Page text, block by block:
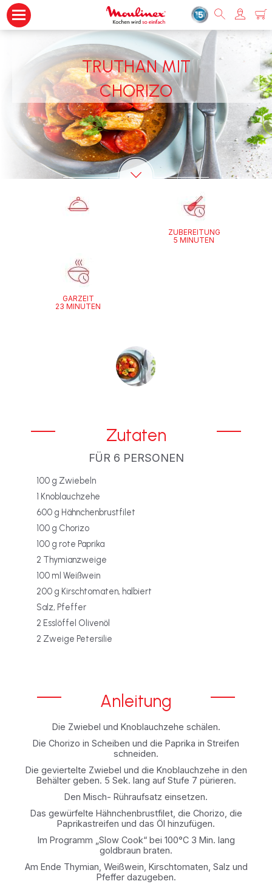
TRUTHAN MIT
CHORIZO
ZUBEREITUNG
5 MINUTEN
GARZEIT
23 MINUTEN
Zutaten
FÜR 6 PERSONEN
100 g Zwiebeln
1 Knoblauchzehe
600 g Hähnchenbrustfilet
100 g Chorizo
100 g rote Paprika
2 Thymianzweige
100 ml Weißwein
200 g Kirschtomaten, halbiert
Salz, Pfeffer
2 Esslöffel Olivenöl
2 Zweige Petersilie
Anleitung
Die Zwiebel und Knoblauchzehe schälen.
Die Chorizo in Scheiben und die Paprika in Streifen
schneiden.
Die geviertelte Zwiebel und die Knoblauchzehe in den
Behälter geben. 5 Sek. lang auf Stufe 7 pürieren.
Den Misch- Rühraufsatz einsetzen.
Das gewürfelte Hähnchenbrustfilet, die Chorizo, die
Paprikastreifen und das Öl hinzufügen.
Im Programm „Slow Cook“ bei 100°C 3 Min. lang
goldbraun braten.
Am Ende Thymian, Weißwein, Kirschtomaten, Salz und
Pfeffer dazugeben.